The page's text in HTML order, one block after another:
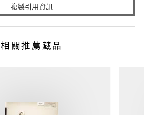
複製引用資訊
相關推薦藏品